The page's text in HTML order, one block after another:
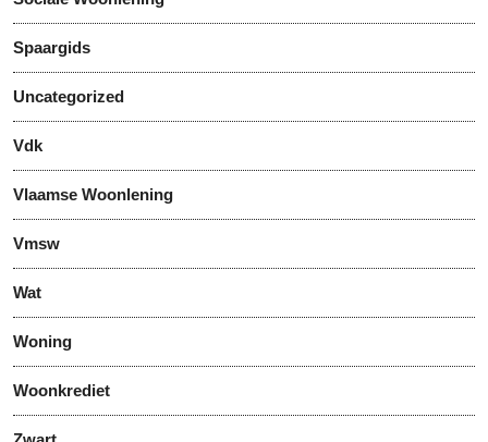
Spaargids
Uncategorized
Vdk
Vlaamse Woonlening
Vmsw
Wat
Woning
Woonkrediet